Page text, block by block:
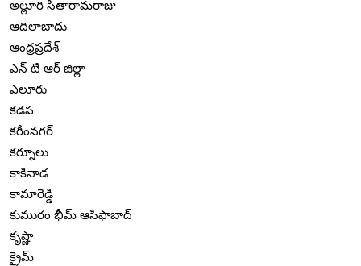
అల్లూరి సీతారామరాజు
ఆదిలాబాదు
ఆంధ్రప్రదేశ్
ఎన్ టి ఆర్ జిల్లా
ఎలూరు
కడప
కరీంనగర్
కర్నూలు
కాకినాడ
కామారెడ్డి
కుమురం భీమ్ ఆసిఫాబాద్
కృష్ణా
క్రైమ్